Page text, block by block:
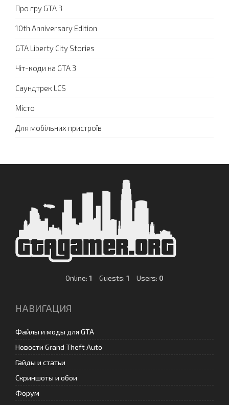
Про гру GTA 3
10th Anniversary Edition
GTA Liberty City Stories
Чіт-коди на GTA 3
Саундтрек LCS
Місто
Для мобільних пристроїв
Online: 1 Guests: 1 Users: 0
НАВИГАЦИЯ
Файлы и моды для GTA
Новости Grand Theft Auto
Гайды и статьи
Скриншоты и обои
Форум